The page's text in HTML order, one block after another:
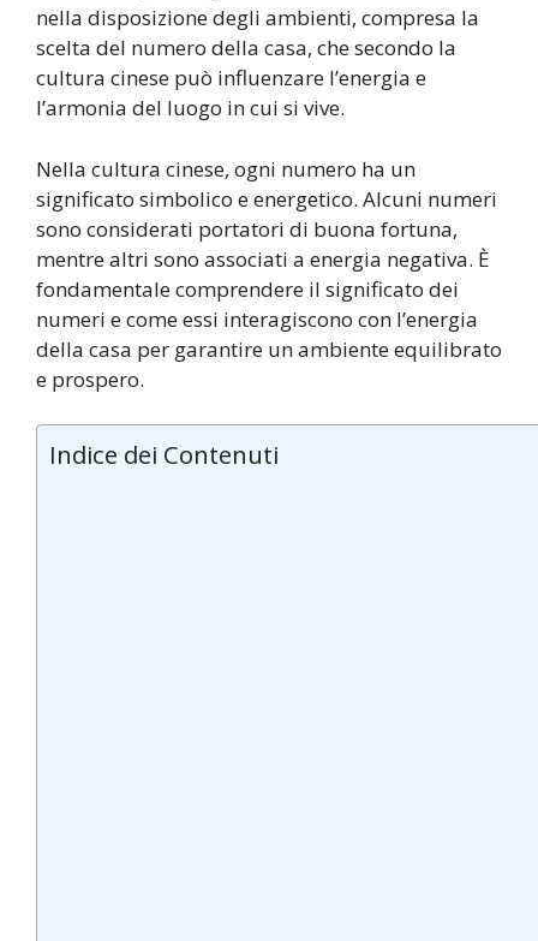
nella disposizione degli ambienti, compresa la
scelta del numero della casa, che secondo la
cultura cinese può influenzare l’energia e
l’armonia del luogo in cui si vive.
Nella cultura cinese, ogni numero ha un
significato simbolico e energetico. Alcuni numeri
sono considerati portatori di buona fortuna,
mentre altri sono associati a energia negativa. È
fondamentale comprendere il significato dei
numeri e come essi interagiscono con l’energia
della casa per garantire un ambiente equilibrato
e prospero.
Indice dei Contenuti